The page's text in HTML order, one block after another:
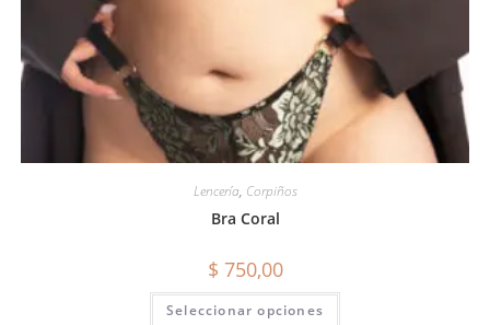
Lencería, Corpiños
Bra Coral
$ 750,00
Seleccionar opciones